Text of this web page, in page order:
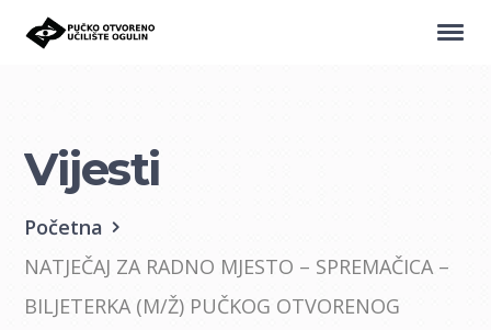
Vijesti
Početna
NATJEČAJ ZA RADNO MJESTO – SPREMAČICA –
BILJETERKA (M/Ž) PUČKOG OTVORENOG